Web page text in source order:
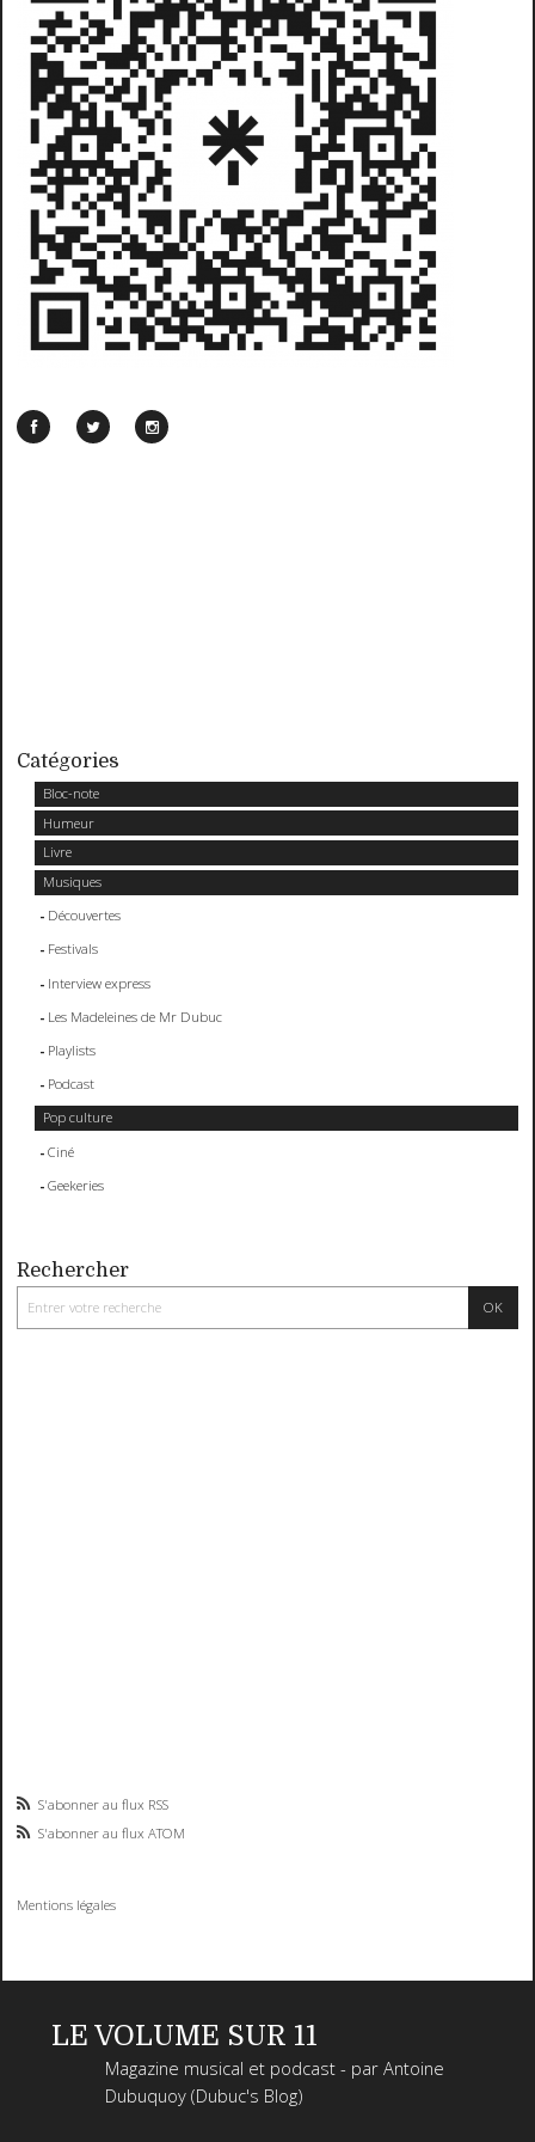
Catégories
Bloc-note
Humeur
Livre
Musiques
Découvertes
Festivals
Interview express
Les Madeleines de Mr Dubuc
Playlists
Podcast
Pop culture
Ciné
Geekeries
Rechercher
S'abonner au flux RSS
S'abonner au flux ATOM
Mentions légales
LE VOLUME SUR 11
Magazine musical et podcast - par Antoine
Dubuquoy (Dubuc's Blog)